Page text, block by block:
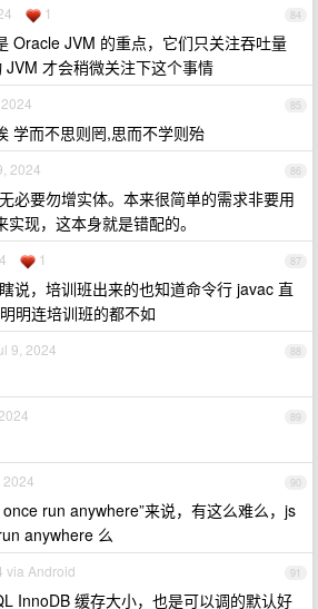
84
1
Oracle JVM 的重点，它们只关注吞吐量
JVM 才会稍微关注下这个事情
85
学而不思则罔,思而不学则殆
86
2024
必要勿增实体。本来很简单的需求非要用
现，这本身就是错配的。
87
1
说，培训班出来的也知道命令行 javac 直
明连培训班的都不如
88
9, 2024
89
90
2024
once run anywhere”来说，有这么难么，js
anywhere 么
91
via Android
InnoDB 缓存大小，也是可以调的默认好